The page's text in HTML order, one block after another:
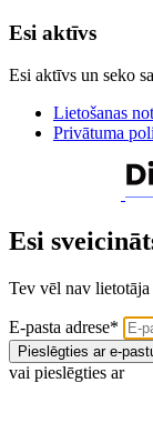
Esi aktīvs
Esi aktīvs un seko
Lietošanas
Privātuma
Esi
Tev vēl nav lietotāja
E-pasta adrese*
Pieslēgties ar e-
vai pieslēgties ar